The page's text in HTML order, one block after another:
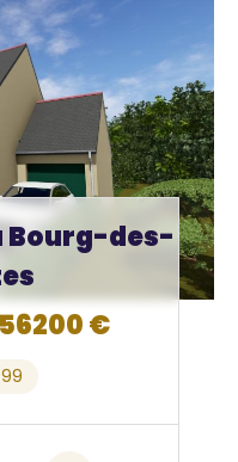
Bourg-des-
€